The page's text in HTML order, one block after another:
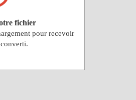
fichier
pour recevoir